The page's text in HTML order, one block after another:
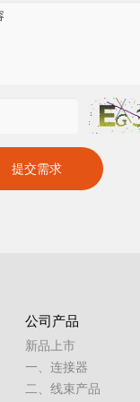
提交需求
公司产品
新品上市
一、连接器
二、线束产品